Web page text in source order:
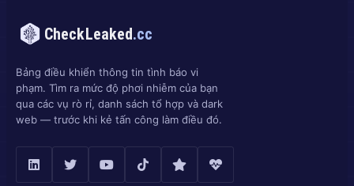
CheckLeaked.cc
Bảng điều khiển thông tin tình báo vi
phạm. Tìm ra mức độ phơi nhiễm của bạn
qua các vụ rò rỉ, danh sách tổ hợp và dark
web — trước khi kẻ tấn công làm điều đó.